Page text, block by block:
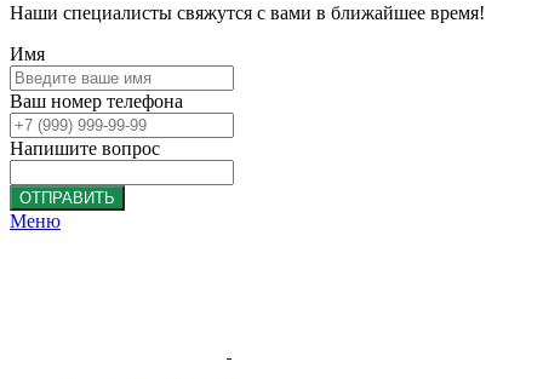
Наши специалисты свяжутся с вами в ближайшее время!
Имя
Ваш номер телефона
Напишите вопрос
ОТПРАВИТЬ
Меню